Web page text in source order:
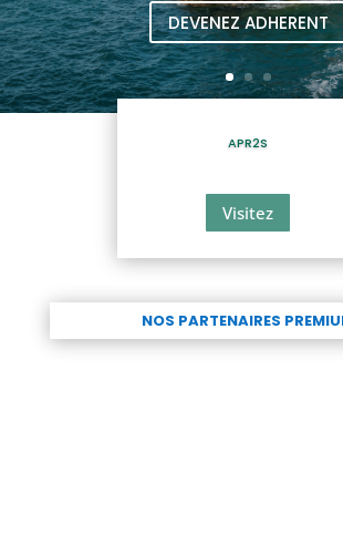
Contactez-nous
PMU
Visitez
NOS PARTENAIRES